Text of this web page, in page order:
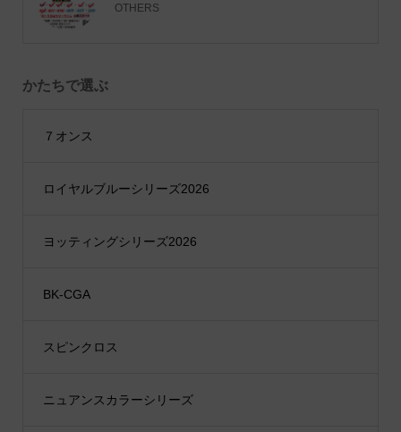
OTHERS
かたちで選ぶ
７オンス
ロイヤルブルーシリーズ2026
ヨッティングシリーズ2026
BK-CGA
スピンクロス
ニュアンスカラーシリーズ